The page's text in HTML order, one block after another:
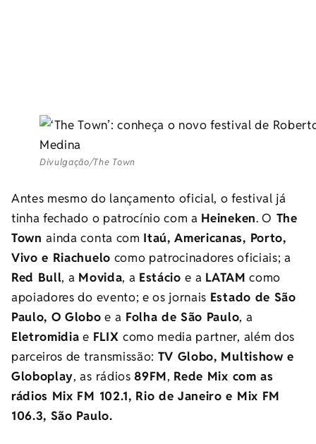
Divulgação/The Town
Antes mesmo do lançamento oficial, o festival já
tinha fechado o patrocínio com a Heineken. O The
Townainda conta com Itaú, Americanas, Porto,
Vivo e Riachuelo como patrocinadores oficiais; a
Red Bull, a Movida, a Estácioe a LATAM como
apoiadores do evento; e os jornais Estado de São
Paulo, O Globo e a Folha de São Paulo, a
Eletromidia e FLIX como media partner, além dos
parceiros de transmissão: TV Globo, Multishow e
Globoplay, as rádios89FM, Rede Mix com as
rádios Mix FM 102.1, Rio de Janeiro e Mix FM
106.3, São Paulo.